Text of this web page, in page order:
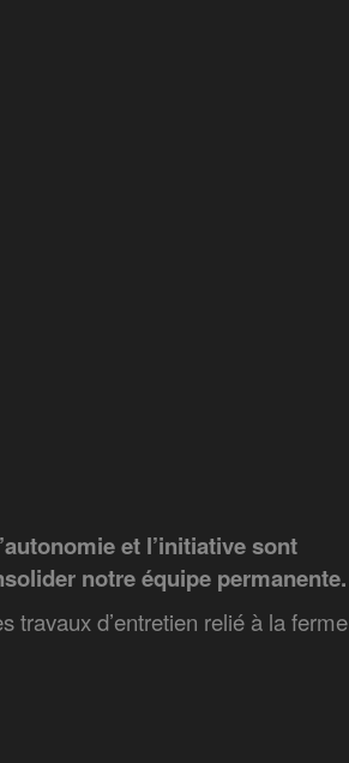
et l’initiative sont
notre équipe permanente.
travaux d’entretien relié à la ferme